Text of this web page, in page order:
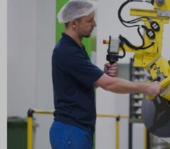
www.google.co.il
www.google.co.in
www.google.co.jp
www.google.co.uk
www.google.com.au
www.google.com.hk
www.google.com.tr